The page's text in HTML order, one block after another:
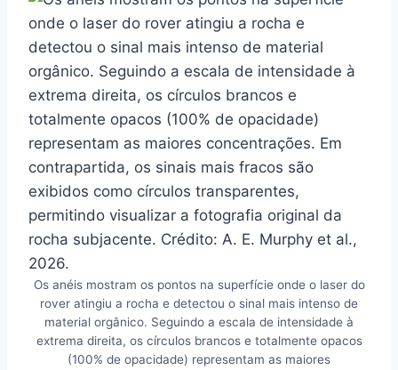
Os anéis mostram os pontos na superfície onde o laser do
rover atingiu a rocha e detectou o sinal mais intenso de
material orgânico. Seguindo a escala de intensidade à
extrema direita, os círculos brancos e totalmente opacos
(100% de opacidade) representam as maiores